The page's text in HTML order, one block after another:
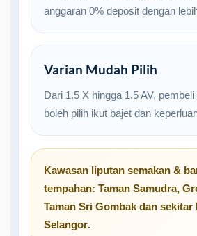
anggaran 0% deposit dengan
Varian Mudah Pilih
Dari 1.5 X hingga 1.5 AV,
boleh pilih ikut bajet dan
Kawasan liputan semakan &
tempahan: Taman Samudra,
Taman Sri Gombak dan sekitar
Selangor.